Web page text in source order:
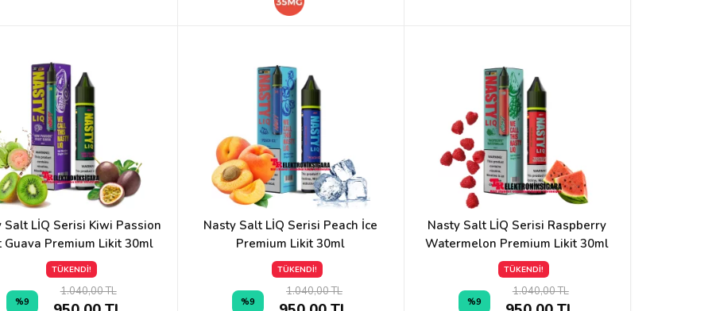
Salt LİQ Serisi Kiwi Passion
Guava Premium Likit 30ml
TÜKENDİ!
%9
1.040,00 TL
Nasty Salt LİQ Serisi Peach İce
Premium Likit 30ml
TÜKENDİ!
%9
1.040,00 TL
Nasty Salt LİQ Serisi Raspberry
Watermelon Premium Likit 30ml
TÜKENDİ!
%9
1.040,00 TL